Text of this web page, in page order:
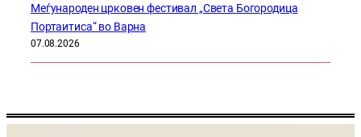
Меѓународен црковен фестивал „Света Богородица
Портаитиса“ во Варна
07.08.2026